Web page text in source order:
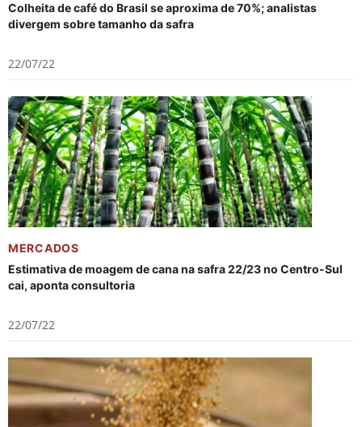
Colheita de café do Brasil se aproxima de 70%; analistas
divergem sobre tamanho da safra
22/07/22
MERCADOS
Estimativa de moagem de cana na safra 22/23 no Centro-Sul
cai, aponta consultoria
22/07/22